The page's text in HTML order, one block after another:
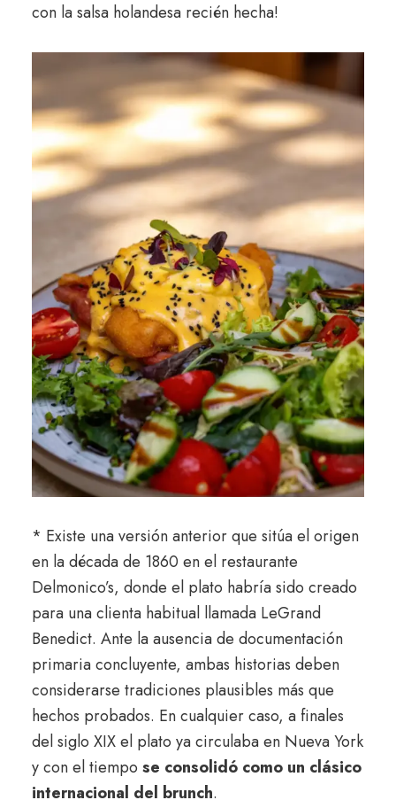
con la salsa holandesa recién hecha!
* Existe una versión anterior que sitúa el origen
en la década de 1860 en el restaurante
Delmonico’s, donde el plato habría sido creado
para una clienta habitual llamada LeGrand
Benedict. Ante la ausencia de documentación
primaria concluyente, ambas historias deben
considerarse tradiciones plausibles más que
hechos probados. En cualquier caso, a finales
del siglo XIX el plato ya circulaba en Nueva York
y con el tiempo se consolidó como un clásico
internacional del brunch.